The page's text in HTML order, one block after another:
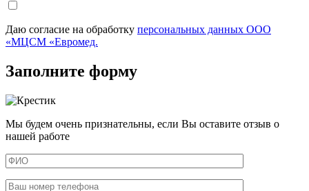
Даю согласие на обработку персональных данных ООО
«МЦСМ «Евромед.
Заполните форму
Мы будем очень признательны, если Вы оставите отзыв о
нашей работе